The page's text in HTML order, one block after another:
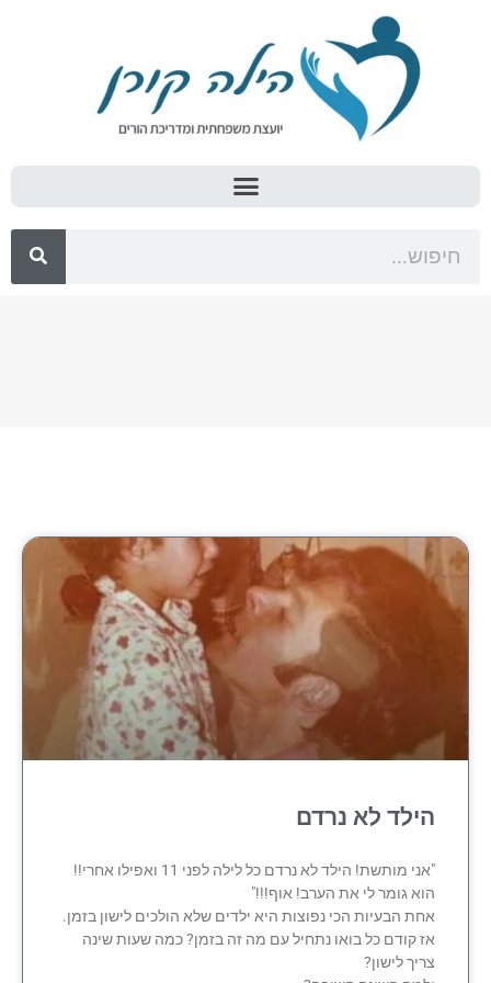
הילד לא נרדם
"אני מותשת! הילד לא נרדם כל לילה לפני 11 ואפילו אחרי!!
הוא גומר לי את הערב! אוף!!!"
אחת הבעיות הכי נפוצות היא ילדים שלא הולכים לישון בזמן.
אז קודם כל בואו נתחיל עם מה זה בזמן? כמה שעות שינה
צריך לישון?